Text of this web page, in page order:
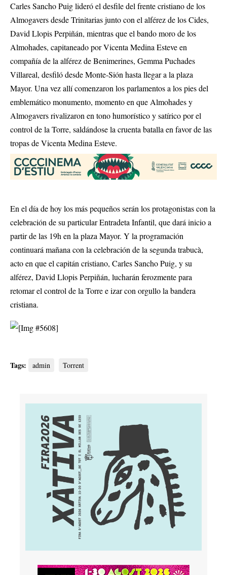
Carles Sancho Puig lideró el desfile del frente cristiano de los
Almogavers desde Trinitarias junto con el alférez de los Cides,
David Llopis Perpiñán, mientras que el bando moro de los
Almohades, capitaneado por Vicenta Medina Esteve en
compañía de la alférez de Benimerines, Gemma Puchades
Villareal, desfiló desde Monte-Sión hasta llegar a la plaza
Mayor. Una vez allí comenzaron los parlamentos a los pies del
emblemático monumento, momento en que Almohades y
Almogavers rivalizaron en tono humorístico y satírico por el
control de la Torre, saldándose la cruenta batalla en favor de las
tropas de Vicenta Medina Esteve.
En el día de hoy los más pequeños serán los protagonistas con la
celebración de su particular Entradeta Infantil, que dará inicio a
partir de las 19h en la plaza Mayor. Y la programación
continuará mañana con la celebración de la segunda trabucà,
acto en que el capitán cristiano, Carles Sancho Puig, y su
alférez, David Llopis Perpiñán, lucharán ferozmente para
retomar el control de la Torre e izar con orgullo la bandera
cristiana.
Tags: admin Torrent